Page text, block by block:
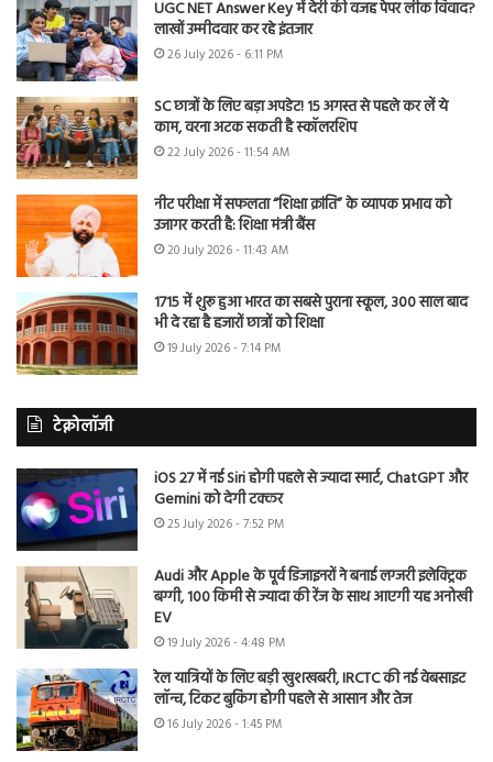
UGC NET Answer Key में देरी की वजह पेपर लीक विवाद?
लाखों उम्मीदवार कर रहे इंतजार
26 July 2026 - 6:11 PM
SC छात्रों के लिए बड़ा अपडेट! 15 अगस्त से पहले कर लें ये
काम, वरना अटक सकती है स्कॉलरशिप
22 July 2026 - 11:54 AM
नीट परीक्षा में सफलता “शिक्षा क्रांति” के व्यापक प्रभाव को
उजागर करती है: शिक्षा मंत्री बैंस
20 July 2026 - 11:43 AM
1715 में शुरू हुआ भारत का सबसे पुराना स्कूल, 300 साल बाद
भी दे रहा है हजारों छात्रों को शिक्षा
19 July 2026 - 7:14 PM
टेक्नोलॉजी
iOS 27 में नई Siri होगी पहले से ज्यादा स्मार्ट, ChatGPT और
Gemini को देगी टक्कर
25 July 2026 - 7:52 PM
Audi और Apple के पूर्व डिजाइनरों ने बनाई लग्जरी इलेक्ट्रिक
बग्गी, 100 किमी से ज्यादा की रेंज के साथ आएगी यह अनोखी
EV
19 July 2026 - 4:48 PM
रेल यात्रियों के लिए बड़ी खुशखबरी, IRCTC की नई वेबसाइट
लॉन्च, टिकट बुकिंग होगी पहले से आसान और तेज
16 July 2026 - 1:45 PM